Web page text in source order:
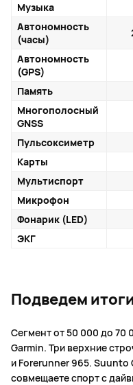
Музыка
Автономность
(часы)
Автономность
(GPS)
Память
Многополосный
GNSS
Пульсоксиметр
Карты
Мультиспорт
Микрофон
Фонарик (LED)
ЭКГ
Подведем
Сегмент от 50 000 до 70
Garmin. Три верхние
и Forerunner 965. Suunto
совмещаете спорт с